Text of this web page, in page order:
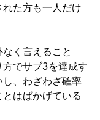
た方も一人だけ
く言えること
でサブ3を達成す
、わざわざ確率
はばかげている